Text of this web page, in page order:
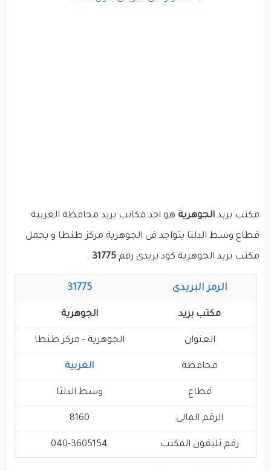
مكتب بريد الجوهرية هو احد مكاتب بريد محافظة الغربية
قطاع وسط الدلتا يتواجد فى الجوهرية مركز طنطا و يحمل
مكتب بريد الجوهرية كود بريدى رقم 31775
.
الرمز البريدى 31775
مكتب بريد الجوهرية
العنوان الجوهرية - مركز طنطا
محافظة الغربية
قطاع وسط الدلتا
الرقم المالى 8160
رقم تليفون المكتب 040-3605154